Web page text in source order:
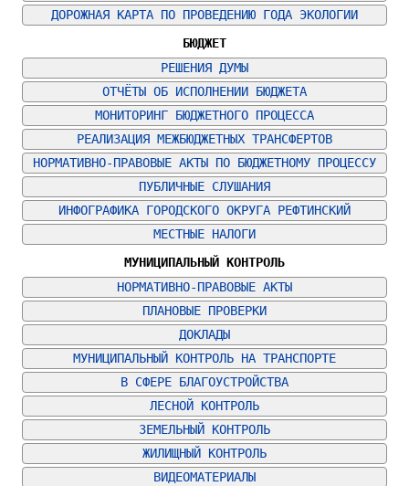
ДОРОЖНАЯ КАРТА ПО ПРОВЕДЕНИЮ ГОДА ЭКОЛОГИИ
БЮДЖЕТ
РЕШЕНИЯ ДУМЫ
ОТЧЁТЫ ОБ ИСПОЛНЕНИИ БЮДЖЕТА
МОНИТОРИНГ БЮДЖЕТНОГО ПРОЦЕССА
РЕАЛИЗАЦИЯ МЕЖБЮДЖЕТНЫХ ТРАНСФЕРТОВ
НОРМАТИВНО-ПРАВОВЫЕ АКТЫ ПО БЮДЖЕТНОМУ ПРОЦЕССУ
ПУБЛИЧНЫЕ СЛУШАНИЯ
ИНФОГРАФИКА ГОРОДСКОГО ОКРУГА РЕФТИНСКИЙ
МЕСТНЫЕ НАЛОГИ
МУНИЦИПАЛЬНЫЙ КОНТРОЛЬ
НОРМАТИВНО-ПРАВОВЫЕ АКТЫ
ПЛАНОВЫЕ ПРОВЕРКИ
ДОКЛАДЫ
МУНИЦИПАЛЬНЫЙ КОНТРОЛЬ НА ТРАНСПОРТЕ
В СФЕРЕ БЛАГОУСТРОЙСТВА
ЛЕСНОЙ КОНТРОЛЬ
ЗЕМЕЛЬНЫЙ КОНТРОЛЬ
ЖИЛИЩНЫЙ КОНТРОЛЬ
ВИДЕОМАТЕРИАЛЫ